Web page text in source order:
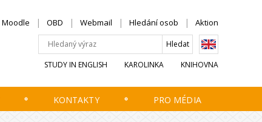
Moodle OBD Webmail Hledání osob Aktion
STUDY IN ENGLISH KAROLINKA KNIHOVNA
KONTAKTY PRO MÉDIA